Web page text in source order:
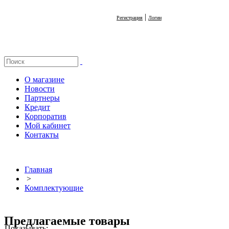
Регистрация | Логин
О магазине
Новости
Партнеры
Кредит
Корпоратив
Мой кабинет
Контакты
Главная
>
Комплектующие
Предлагаемые товары